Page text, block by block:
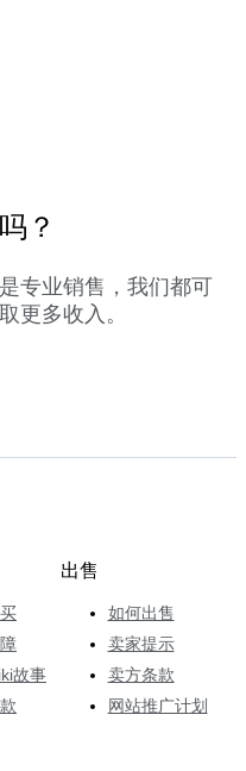
？
专业销售，我们都可
更多收入。
故事
出售
如何出售
卖家提示
卖方条款
网站推广计划